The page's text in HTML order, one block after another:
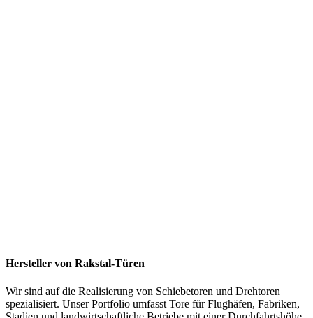
Hersteller von Rakstal-Türen
Wir sind auf die Realisierung von Schiebetoren und Drehtoren
spezialisiert. Unser Portfolio umfasst Tore für Flughäfen, Fabriken,